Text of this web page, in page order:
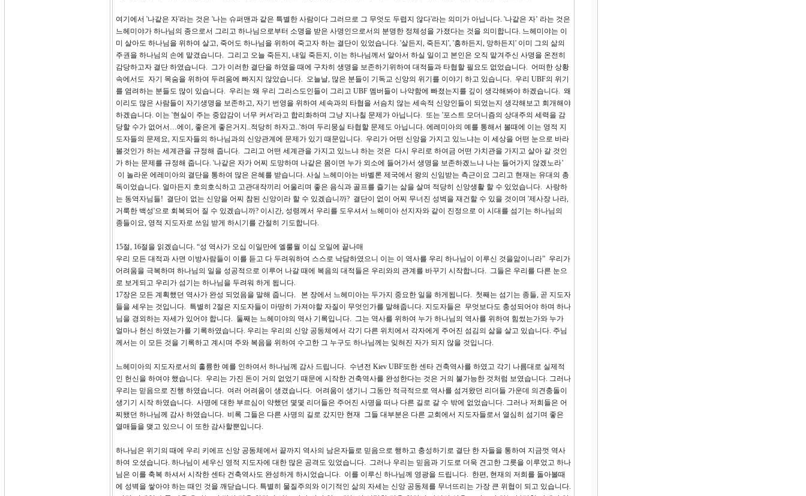
여기에서 '나같은 자'라는 것은 '나는 슈퍼맨과 같은 특별한 사람이다 그러므로 그 무엇도 두렵지 않다'라는 의미가 아닙니다. '나같은 자’ 라는 것은
느헤미야가 하나님의 종으로서 그리고 하나님으로부터 소명을 받은 사명인으로서의 분명한 정체성을 가졌다는 것을 의미합니다. 느헤미야는 이
미 살아도 하나님을 위하여 살고, 죽어도 하나님을 위하여 죽고자 하는 결단이 있었습니다. '살든지, 죽든지', '흥하든지, 망하든지' 이미 그의 삶의
주권을 하나님의 손에 맡겼습니다. 그리고 오늘 죽든지, 내일 죽든지, 이는 하나님께서 알아서 하실 일이고 본인은 오직 맡겨주신 사명을 온전히
감당하고자 결단 하였습니다. 그가 이러한 결단을 하였을 때에 구차히 생명을 보존하기위하여 대적들과 타협할 필요도 없었습니다. 어떠한 상황
속에서도 자기 목숨을 위하여 두려움에 빠지지 않았습니다. 오늘날, 많은 분들이 기독교 신앙의 위기를 이야기 하고 있습니다. 우리 UBF의 위기
를 염려하는 분들도 많이 있습니다. 우리는 왜 우리 그리스도인들이 그리고 UBF 멤버들이 나약함에 빠졌는지를 깊이 생각해봐야 하겠습니다. 왜
이리도 많은 사람들이 자기생명을 보존하고, 자기 번영을 위하여 세속과의 타협을 서슴치 않는 세속적 신앙인들이 되었는지 생각해보고 회개해야
하겠습니다. 이는 '현실이 주는 중압감이 너무 커서'라고 합리화하며 그냥 지나칠 문제가 아닙니다. 또는 '포스트 모더니즘의 상대주의 세력을 감
당할 수가 없어서…에이, 좋은게 좋은거지..적당히 하자고..'하며 두리뭉실 타협할 문제도 아닙니다. 에레미아의 예를 통해서 볼때에 이는 영적 지
도자들의 문제요, 지도자들의 하나님과의 신앙관계에 문제가 있기 때문입니다. 우리가 어떤 신앙을 가지고 있느냐는 이 세상을 어떤 눈으로 바라
볼것인가 하는 세계관을 규정해 줍니다. 그리고 어떤 세계관을 가지고 있느냐 하는 것은 다시 우리로 하여금 어떤 가치관을 가지고 살아 갈 것인
가 하는 문제를 규정해 줍니다. '나같은 자가 어찌 도망하며 나같은 몸이면 누가 외소에 들어가서 생명을 보존하겠느냐 나는 들어가지 않겠노라’
이 놀라운 에레미아의 결단을 통하여 많은 은혜를 받습니다. 사실 느헤미아는 바벨론 제국에서 왕의 신임받는 측근이요 그리고 현재는 유대의 총
독이었습니다. 얼마든지 호의호식하고 고관대작끼리 어울리며 좋은 음식과 골프를 즐기는 삶을 살며 적당히 신앙생활 할 수 있었습니다. 사랑하
는 동역자님들! 결단이 없는 신앙을 어찌 참된 신앙이라 할 수 있겠습니까? 결단이 없이 어찌 무너진 성벽을 재건할 수 있을 것이며 '제사장 나라,
거룩한 백성'으로 회복되어 질 수 있겠습니까? 이시간, 성령께서 우리를 도우셔서 느헤미아 선지자와 같이 진정으로 이 시대를 섬기는 하나님의
종들이요, 영적 지도자로 쓰임 받게 하시기를 간절히 기도합니다.
15절, 16절을 읽겠습니다. “성 역사가 오십 이일만에 엘룰월 이십 오일에 끝나매
우리 모든 대적과 사면 이방사람들이 이를 듣고 다 두려워하여 스스로 낙담하였으니 이는 이 역사를 우리 하나님이 이루신 것을앎이니라” 우리가
어려움을 극복하며 하나님의 일을 성공적으로 이루어 나갈 때에 복음의 대적들은 우리와의 관계를 바꾸기 시작합니다. 그들은 우리를 다른 눈으
로 보게되고 우리가 섬기는 하나님을 두려워 하게 됩니다.
17장은 모든 계획했던 역사가 완성 되었음을 말해 줍니다. 본 장에서 느헤미아는 두가지 중요한 일을 하게됩니다. 첫째는 섬기는 종들, 곧 지도자
들을 세우는 것입니다. 특별히 2절은 지도자들이 마땅히 가져야할 자질이 무엇인가를 말해줍니다. 지도자들은 무엇보다도 충성되어야 하며 하나
님을 경외하는 자세가 있어야 합니다. 둘째는 느헤미야의 역사 기록입니다. 그는 역사를 위하여 누가 하나님의 역사를 위하여 힘썼는가와 누가
얼마나 헌신 하였는가를 기록하였습니다. 우리는 우리의 신앙 공동체에서 각기 다른 위치에서 각자에게 주어진 섬김의 삶을 살고 있습니다. 주님
께서는 이 모든 것을 기록하고 계시며 주와 복음을 위하여 수고한 그 누구도 하나님께는 잊혀진 자가 되지 않을 것입니다.
느헤미아의 지도자로서의 훌륭한 예를 인하여서 하나님께 감사 드립니다. 수년전 Kiev UBF또한 센타 건축역사를 하였고 각기 나름대로 실제적
인 헌신을 하여야 했습니다. 우리는 가진 돈이 거의 없었기 때문에 시작한 건축역사를 완성한다는 것은 거의 불가능한 것처럼 보였습니다. 그러나
우리는 믿음으로 진행 하였습니다. 여러 어려움이 생겼습니다. 어려움이 생기니 그동안 적극적으로 역사를 섬겨왔던 리더들 가운데 의견충돌이
생기기 시작 하였습니다. 사명에 대한 부르심이 약했던 몇몇 리더들은 주어진 사명을 떠나 다른 길로 갈 수 밖에 없었습니다. 그러나 저희들은 어
찌됐던 하나님께 감사 하였습니다. 비록 그들은 다른 사명의 길로 갔지만 현재 그들 대부분은 다른 교회에서 지도자들로서 열심히 섬기며 좋은
열매들을 맺고 있으니 이 또한 감사할뿐입니다.
하나님은 위기의 때에 우리 키에프 신앙 공동체에서 끝까지 역사의 남은자들로 믿음으로 행하고 충성하기로 결단 한 자들을 통하여 지금껏 역사
하여 오셨습니다. 하나님이 세우신 영적 지도자에 대한 많은 공격도 있었습니다. 그러나 우리는 믿음과 기도로 더욱 견고한 그릇을 이루었고 하나
님은 이를 축복 하셔서 시작한 센타 건축역사도 완성하게 하시었습니다. 이를 이루신 하나님께 영광을 드립니다. 한편, 현재의 저희를 돌아볼때
에 성벽을 쌓아야 하는 때인 것을 깨닫습니다. 특별히 물질주의와 이기적인 삶의 자세는 신앙 공동체를 무너뜨리는 가장 큰 위협이 되고 있습니다.